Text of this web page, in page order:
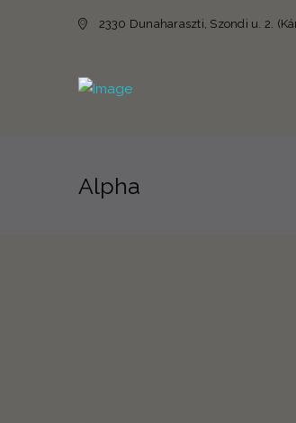
2330 Dunaharaszti, Szondi u. 2.
Alpha